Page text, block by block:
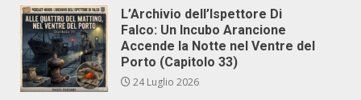
L’Archivio dell’Ispettore Di
Falco: Un Incubo Arancione
Accende la Notte nel Ventre del
Porto (Capitolo 33)
24 Luglio 2026